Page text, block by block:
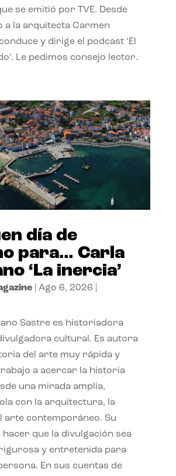
se emitió por TVE. Desde
a la arquitecta Carmen
y dirige el podcast ‘El
Le pedimos consejo lector.
día de
para… Carla
‘La inercia’
| Ago 6, 2026
Sastre es historiadora
cultural. Es autora
del arte muy rápida y
a acercar la historia
una mirada amplia,
con la arquitectura, la
arte contemporáneo. Su
hacer que la divulgación sea
y entretenida para
En sus cuentas de